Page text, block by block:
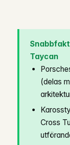
Taycan
(delas
Cross